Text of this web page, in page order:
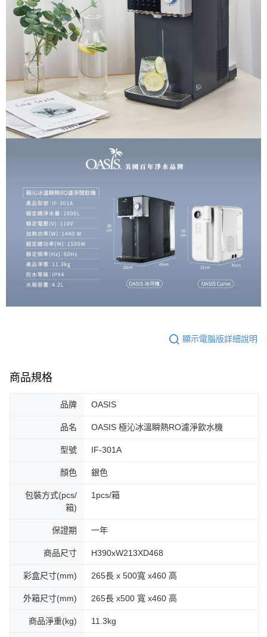
顯示電腦版詳細說明
商品規格
品牌 OASIS
品名 OASIS 極沁冰溫瞬熱RO濾淨飲水機
型號 IF-301A
顏色 銀色
包裝方式(pcs/
箱)
1pcs/箱
保證期 一年
商品尺寸 H390xW213XD468
彩盒尺寸(mm) 265長 x 500寬 x460 高
外箱尺寸(mm) 265長 x500 寬 x460 高
商品淨重(kg) 11.3kg